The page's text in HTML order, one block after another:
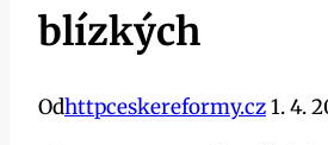
blízkých
Odhttpceskereformy.cz1. 4.